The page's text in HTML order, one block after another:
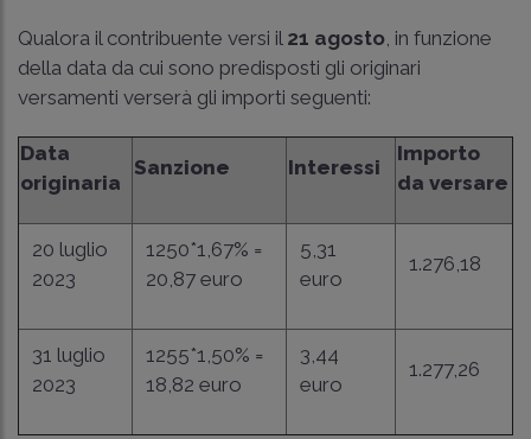
Qualora il contribuente versi il 21 agosto , in funzione
della data da cui sono predisposti gli originari
versamenti verserà gli importi seguenti:
Data
originaria
Sanzione Interessi
Importo
da versare
20 luglio
2023
1250*1,67% =
20,87 euro
5,31
euro
1.276,18
31 luglio
2023
1255*1,50% =
18,82 euro
3,44
euro
1.277,26